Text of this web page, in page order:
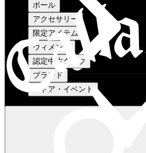
ボール
アクセサリー
限定アイテム
ウィメンズ
認定中古クラブ
ブランド
ストア・イベント